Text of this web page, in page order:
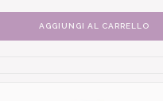
AGGIUNGI AL CARRELLO